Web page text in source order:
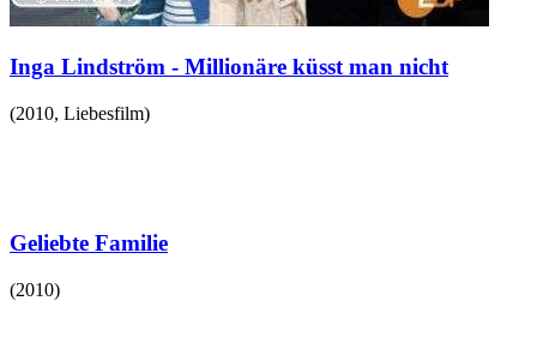
Inga Lindström - Millionäre küsst man nicht
(2010, Liebesfilm)
Geliebte Familie
(2010)